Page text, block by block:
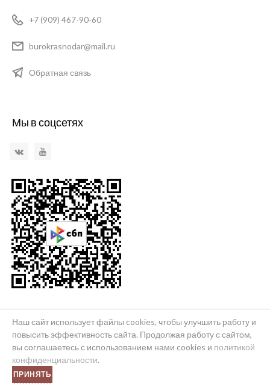
+7 (909) 467-90-60
burokrasnodar@mail.ru
Обратная связь
Мы в соцсетях
© 2026 Бюро путешествий и экскурсий "Краснодаръ"
Ограничение ответственности
Наш сайт использует файлы cookies, чтобы улучшить работу и
повысить эффективность сайта. Продолжая работу с сайтом,
вы соглашаетесь с использованием нами cookies и политикой
конфиденциальности.
ПРИНЯТЬ